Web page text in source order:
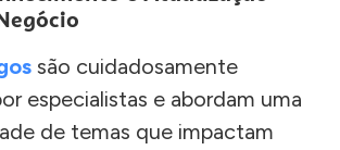
são cuidadosamente
especialistas e abordam uma
de temas que impactam